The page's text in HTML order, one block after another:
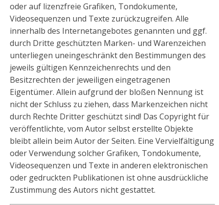
oder auf lizenzfreie Grafiken, Tondokumente,
Videosequenzen und Texte zurückzugreifen. Alle
innerhalb des Internetangebotes genannten und ggf.
durch Dritte geschützten Marken- und Warenzeichen
unterliegen uneingeschränkt den Bestimmungen des
jeweils gültigen Kennzeichenrechts und den
Besitzrechten der jeweiligen eingetragenen
Eigentümer. Allein aufgrund der bloßen Nennung ist
nicht der Schluss zu ziehen, dass Markenzeichen nicht
durch Rechte Dritter geschützt sind! Das Copyright für
veröffentlichte, vom Autor selbst erstellte Objekte
bleibt allein beim Autor der Seiten. Eine Vervielfältigung
oder Verwendung solcher Grafiken, Tondokumente,
Videosequenzen und Texte in anderen elektronischen
oder gedruckten Publikationen ist ohne ausdrückliche
Zustimmung des Autors nicht gestattet.